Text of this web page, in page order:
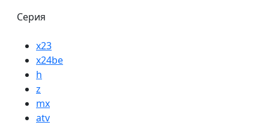
Серия
x23
x24be
h
z
mx
atv